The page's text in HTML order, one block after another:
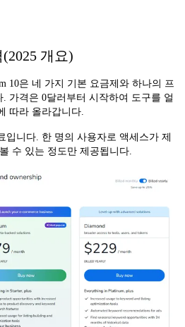
개요)
10은 네 가지 기본 요금제와 하나의 프
가격은 0달러부터 시작하여 도구를 얼
따라 올라갑니다.
입니다. 한 명의 사용자로 액세스가 제
수 있는 정도만 제공됩니다.